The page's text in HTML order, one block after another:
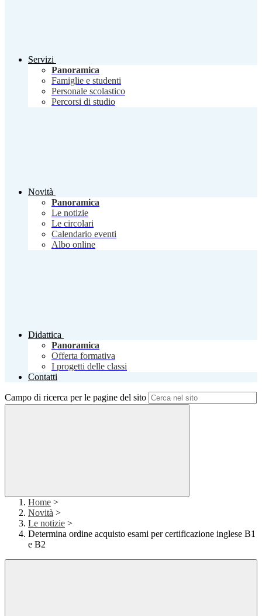
Servizi
Panoramica
Famiglie e studenti
Personale scolastico
Percorsi di studio
Novità
Panoramica
Le notizie
Le circolari
Calendario eventi
Albo online
Didattica
Panoramica
Offerta formativa
I progetti delle classi
Contatti
Campo di ricerca per le pagine del sito
Home >
Novità >
Le notizie >
Determina ordine acquisto esami per certificazione inglese B1
e B2